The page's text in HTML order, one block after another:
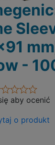
-
aby ocenić
o produkt